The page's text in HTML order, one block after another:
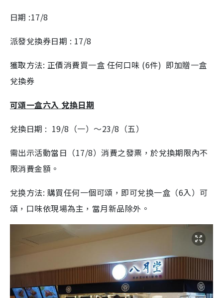
日期 :17/8
派發兌換券日期 : 17/8
獲取方法: 正價消費買一盒 任何口味 (6件) 即加贈一盒
兌換券
可頌一盒六入 兌換日期
兌換日期 : 19/8 （一）〜23/8 （五）
需出示活動當日（17/8）消費之發票，於兌換期限內不
限消費金額。
兌换方法: 購買任何一個可頌，即可兌换一盒（6入）可
頌，口味依現場為主，當月新品除外。